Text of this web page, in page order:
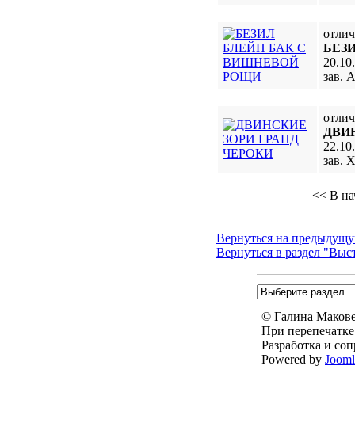
зав.
зав.
<< В
Вернуться на
Вернуться в раздел
© Галина
При
Разработка и
Powered by